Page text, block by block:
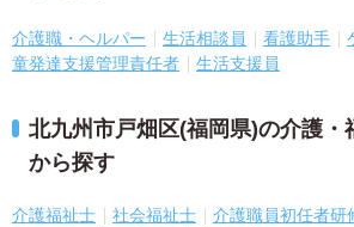
介護職・ヘルパー 生活相談員 看護助手
童発達支援管理責任者
生活支援員
北九州市戸畑区(福岡県)の介護・
から探す
介護福祉士 社会福祉士
介護職員初任者研